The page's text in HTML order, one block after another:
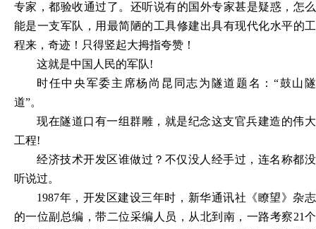
专家，都验收通过了。还听说有的国外专家甚是疑惑，怎么
能是一支军队，用最简陋的工具修建出具有现代化水平的工
程来，奇迹！只得竖起大拇指夸赞！
这就是中国人民的军队!
时任中央军委主席杨尚昆同志为隧道题名： “鼓山隧
道”。
现在隧道口有一组群雕，就是纪念这支官兵建造的伟大
工程!
经济技术开发区谁做过？不仅没人经手过，连名称都没
听说过。
1987年，开发区建设三年时，新华通讯社《瞭望》杂志
的一位副总编，带二位采编人员，从北到南，一路考察21个